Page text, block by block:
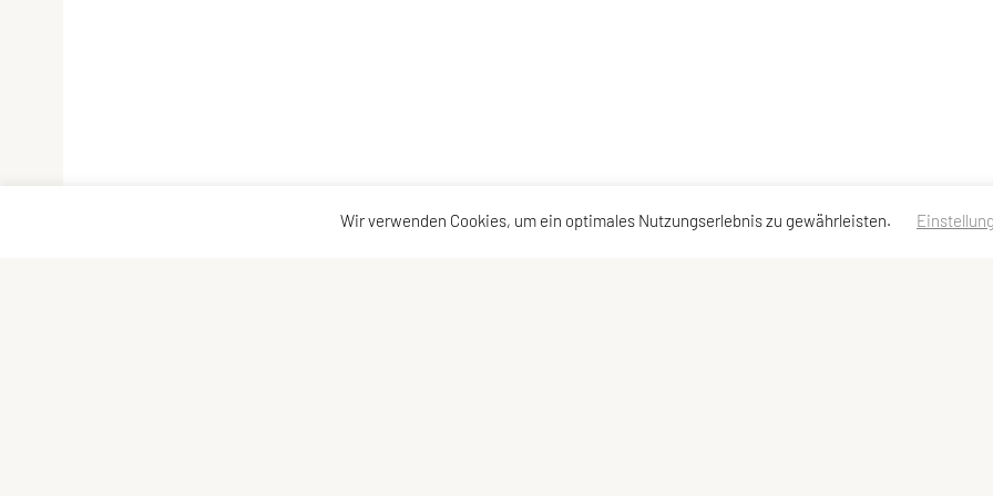
Wir verwenden Cookies, um ein optimales Nutzungserlebnis zu gewährleisten.